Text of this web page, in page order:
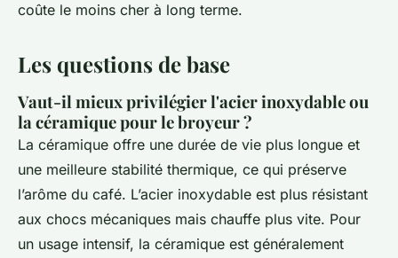
coûte le moins cher à long terme.
Les questions de base
Vaut-il mieux privilégier l'acier inoxydable ou
la céramique pour le broyeur ?
La céramique offre une durée de vie plus longue et
une meilleure stabilité thermique, ce qui préserve
l’arôme du café. L’acier inoxydable est plus résistant
aux chocs mécaniques mais chauffe plus vite. Pour
un usage intensif, la céramique est généralement